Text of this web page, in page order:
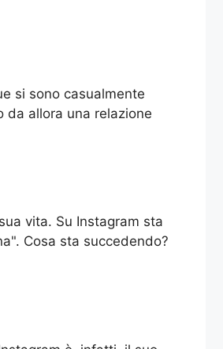
si sono casualmente
da allora una relazione
vita. Su Instagram sta
Cosa sta succedendo?